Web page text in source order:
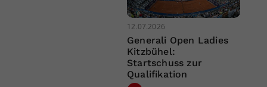
12.07.2026
Generali Open Ladies
Kitzbühel:
Startschuss zur
Qualifikation